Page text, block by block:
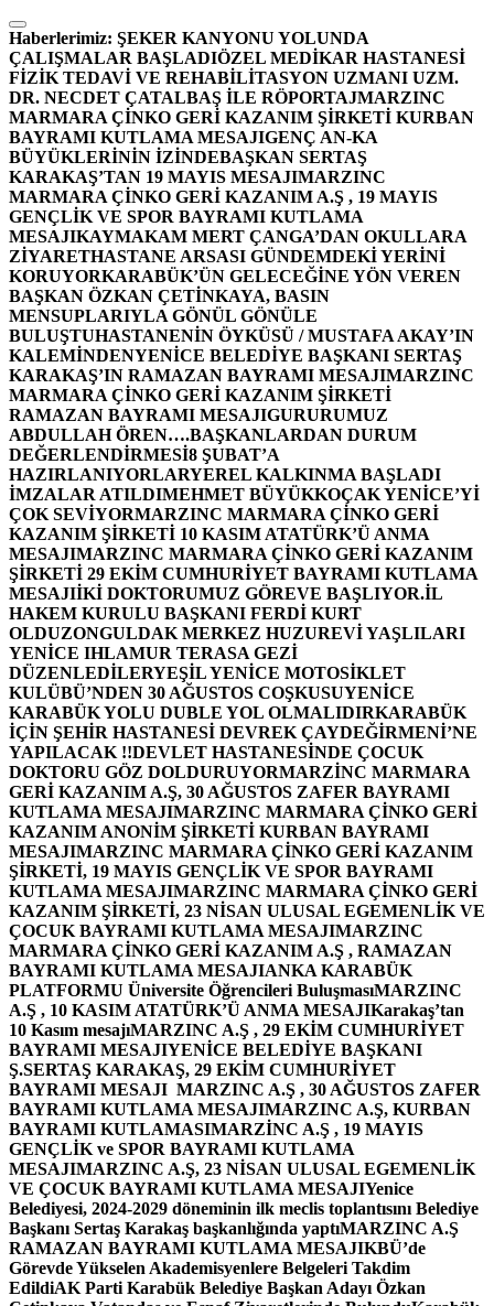
İçeriğe
atla
Haberlerimiz: ŞEKER KANYONU YOLUNDA
ÇALIŞMALAR BAŞLADIÖZEL MEDİKAR HASTANESİ
FİZİK TEDAVİ VE REHABİLİTASYON UZMANI UZM.
DR. NECDET ÇATALBAŞ İLE RÖPORTAJMARZINC
MARMARA ÇİNKO GERİ KAZANIM ŞİRKETİ KURBAN
BAYRAMI KUTLAMA MESAJIGENÇ AN-KA
BÜYÜKLERİNİN İZİNDEBAŞKAN SERTAŞ
KARAKAŞ’TAN 19 MAYIS MESAJIMARZINC
MARMARA ÇİNKO GERİ KAZANIM A.Ş , 19 MAYIS
GENÇLİK VE SPOR BAYRAMI KUTLAMA
MESAJIKAYMAKAM MERT ÇANGA’DAN OKULLARA
ZİYARETHASTANE ARSASI GÜNDEMDEKİ YERİNİ
KORUYORKARABÜK’ÜN GELECEĞİNE YÖN VEREN
BAŞKAN ÖZKAN ÇETİNKAYA, BASIN
MENSUPLARIYLA GÖNÜL GÖNÜLE
BULUŞTUHASTANENİN ÖYKÜSÜ / MUSTAFA AKAY’IN
KALEMİNDENYENİCE BELEDİYE BAŞKANI SERTAŞ
KARAKAŞ’IN RAMAZAN BAYRAMI MESAJIMARZINC
MARMARA ÇİNKO GERİ KAZANIM ŞİRKETİ
RAMAZAN BAYRAMI MESAJIGURURUMUZ
ABDULLAH ÖREN….BAŞKANLARDAN DURUM
DEĞERLENDİRMESİ8 ŞUBAT’A
HAZIRLANIYORLARYEREL KALKINMA BAŞLADI
İMZALAR ATILDIMEHMET BÜYÜKKOÇAK YENİCE’Yİ
ÇOK SEVİYORMARZINC MARMARA ÇİNKO GERİ
KAZANIM ŞİRKETİ 10 KASIM ATATÜRK’Ü ANMA
MESAJIMARZINC MARMARA ÇİNKO GERİ KAZANIM
ŞİRKETİ 29 EKİM CUMHURİYET BAYRAMI KUTLAMA
MESAJIİKİ DOKTORUMUZ GÖREVE BAŞLIYOR.İL
HAKEM KURULU BAŞKANI FERDİ KURT
OLDUZONGULDAK MERKEZ HUZUREVİ YAŞLILARI
YENİCE IHLAMUR TERASA GEZİ
DÜZENLEDİLERYEŞİL YENİCE MOTOSİKLET
KULÜBÜ’NDEN 30 AĞUSTOS COŞKUSUYENİCE
KARABÜK YOLU DUBLE YOL OLMALIDIRKARABÜK
İÇİN ŞEHİR HASTANESİ DEVREK ÇAYDEĞİRMENİ’NE
YAPILACAK !!DEVLET HASTANESİNDE ÇOCUK
DOKTORU GÖZ DOLDURUYORMARZİNC MARMARA
GERİ KAZANIM A.Ş, 30 AĞUSTOS ZAFER BAYRAMI
KUTLAMA MESAJIMARZINC MARMARA ÇİNKO GERİ
KAZANIM ANONİM ŞİRKETİ KURBAN BAYRAMI
MESAJIMARZINC MARMARA ÇİNKO GERİ KAZANIM
ŞİRKETİ, 19 MAYIS GENÇLİK VE SPOR BAYRAMI
KUTLAMA MESAJIMARZINC MARMARA ÇİNKO GERİ
KAZANIM ŞİRKETİ, 23 NİSAN ULUSAL EGEMENLİK VE
ÇOCUK BAYRAMI KUTLAMA MESAJIMARZINC
MARMARA ÇİNKO GERİ KAZANIM A.Ş , RAMAZAN
BAYRAMI KUTLAMA MESAJIANKA KARABÜK
PLATFORMU Üniversite Öğrencileri BuluşmasıMARZINC
A.Ş , 10 KASIM ATATÜRK’Ü ANMA MESAJIKarakaş’tan
10 Kasım mesajıMARZINC A.Ş , 29 EKİM CUMHURİYET
BAYRAMI MESAJIYENİCE BELEDİYE BAŞKANI
Ş.SERTAŞ KARAKAŞ, 29 EKİM CUMHURİYET
BAYRAMI MESAJI MARZINC A.Ş , 30 AĞUSTOS ZAFER
BAYRAMI KUTLAMA MESAJIMARZINC A.Ş, KURBAN
BAYRAMI KUTLAMASIMARZİNC A.Ş , 19 MAYIS
GENÇLİK ve SPOR BAYRAMI KUTLAMA
MESAJIMARZINC A.Ş, 23 NİSAN ULUSAL EGEMENLİK
VE ÇOCUK BAYRAMI KUTLAMA MESAJIYenice
Belediyesi, 2024-2029 döneminin ilk meclis toplantısını Belediye
Başkanı Sertaş Karakaş başkanlığında yaptıMARZINC A.Ş
RAMAZAN BAYRAMI KUTLAMA MESAJIKBÜ’de
Görevde Yükselen Akademisyenlere Belgeleri Takdim
EdildiAK Parti Karabük Belediye Başkan Adayı Özkan